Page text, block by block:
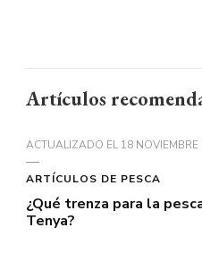
Artículos
ACTUALIZADO EL18 NOVIEMBRE
ARTÍCULOS DE PESCA
¿Qué trenza para la
Tenya?